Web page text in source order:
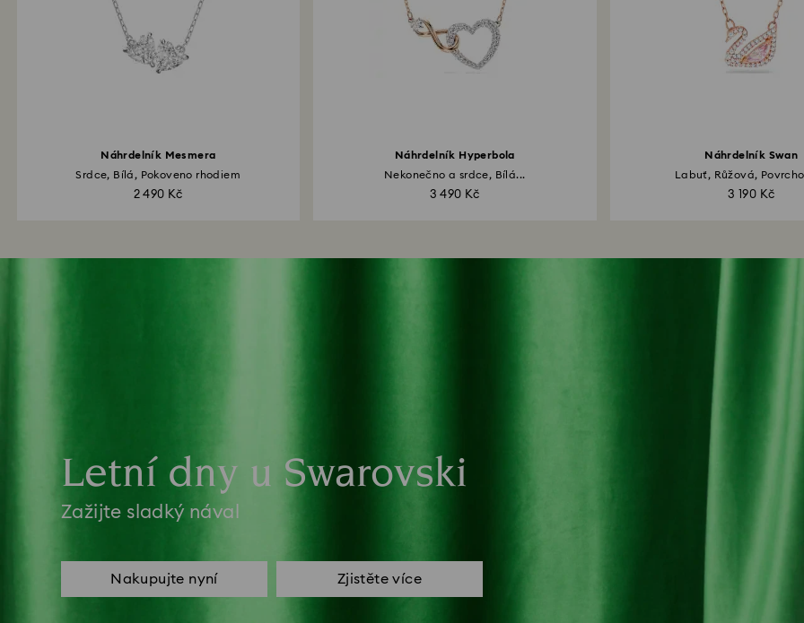
Náhrdelník Mesmera
Srdce, Bílá, Pokoveno rhodiem
2 490 Kč
Náhrdelník Hyperbola
Nekonečno a srdce, Bílá...
3 490 Kč
Náhrdelník Swan
Labuť, Růžová,
3 190 Kč
Letní dny u Swarovski
Zažijte sladký nával
Nakupujte nyní Zjistěte více